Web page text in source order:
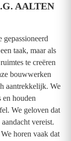
AALTEN
taak, maar als
te creëren
bouwwerken
aantrekkelijk. We
en houden
We geloven dat
vereist.
horen vaak dat